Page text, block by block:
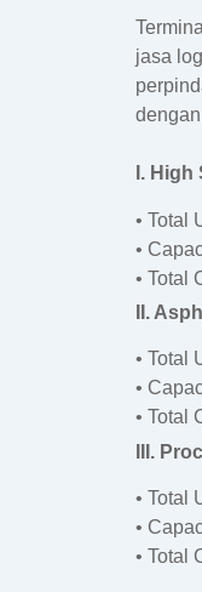
jasa
I.
• Total
•
• Total
II.
• Total
•
• Total
III.
• Total
•
• Total